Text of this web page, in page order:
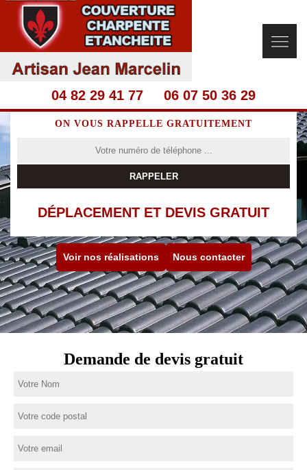
04 82 29 41 77 06 07 50 36 29
ON VOUS RAPPELLE GRATUITEMENT
DÉPLACEMENT ET DEVIS GRATUIT
Voir nos réalisations Nous contacter
Demande de devis gratuit